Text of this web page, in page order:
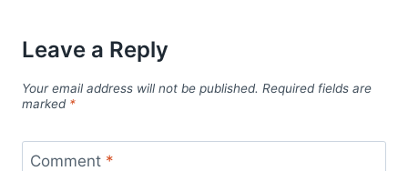
Leave a Reply
Your email address will not be published. Required fields are
marked *
Comment *